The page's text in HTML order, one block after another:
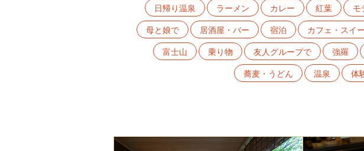
日帰り温泉 ラーメン カレー 紅葉 モ
母と娘で 居酒屋・バー 宿泊 カフェ・スイ
富士山 乗り物 友人グループで 強羅
蕎麦・うどん 温泉 体